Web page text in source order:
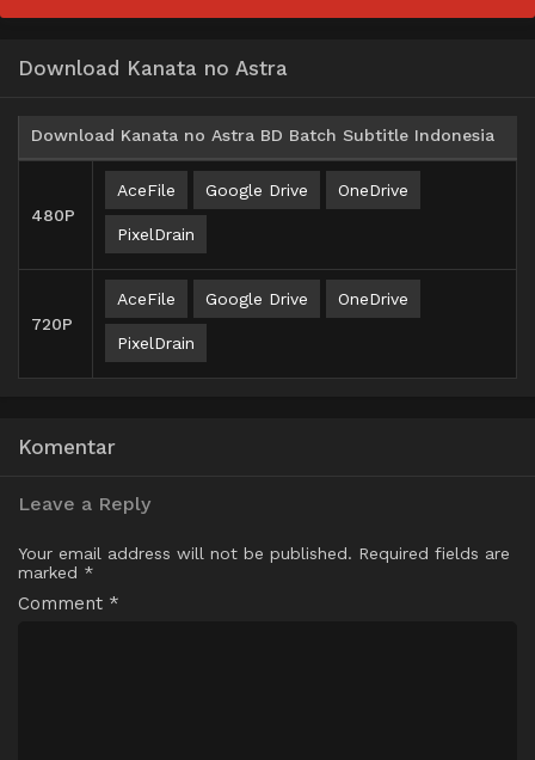
Download Kanata no Astra
Download Kanata no Astra BD Batch Subtitle Indonesia
480P
AceFile Google Drive OneDrive
PixelDrain
720P
AceFile Google Drive OneDrive
PixelDrain
Komentar
Leave a Reply
Your email address will not be published. Required fields are
marked *
Comment *